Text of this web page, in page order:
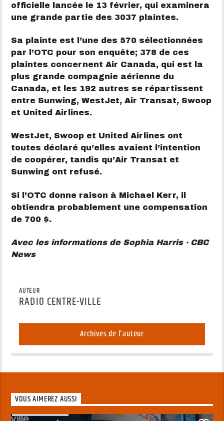
officielle lancée le 13 février, qui examinera
une grande partie des 3037 plaintes.
Sa plainte est l’une des 570 sélectionnées
par l’OTC pour son enquête; 378 de ces
plaintes concernent Air Canada, qui est la
plus grande compagnie aérienne du
Canada, et les 192 autres se répartissent
entre Sunwing, WestJet, Air Transat, Swoop
et United Airlines.
WestJet, Swoop et United Airlines ont
toutes déclaré qu’elles avaient l’intention
de coopérer, tandis qu’Air Transat et
Sunwing ont refusé.
Si l’OTC donne raison à Michael Kerr, il
obtiendra probablement une compensation
de 700 $.
Avec les informations de Sophia Harris · CBC
News
AUTEUR
RADIO CENTRE-VILLE
Archives de l'auteur
VOUS AIMEREZ AUSSI